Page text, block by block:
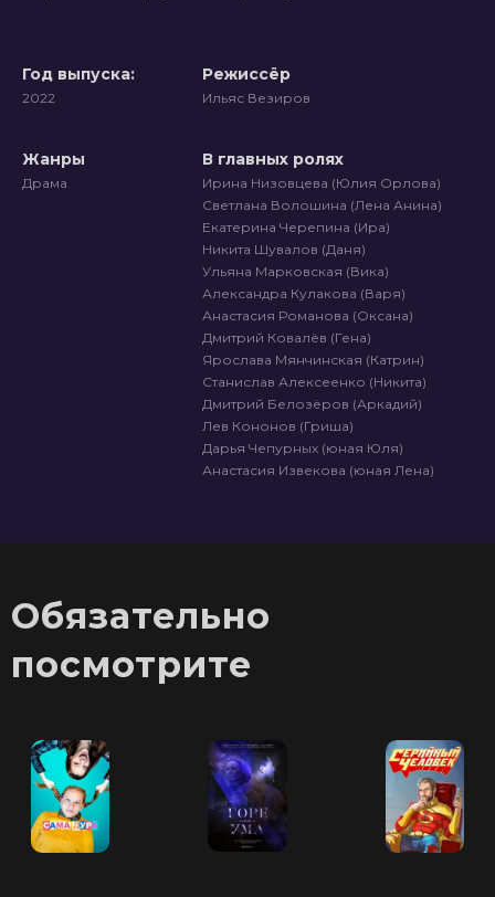
Год выпуска:
2022
Жанры
Драма
Режиссёр
Ильяс Везиров
В главных ролях
Ирина Низовцева (Юлия Орлова)
Светлана Волошина (Лена Анина)
Екатерина Черепина (Ира)
Никита Шувалов (Даня)
Ульяна Марковская (Вика)
Александра Кулакова (Варя)
Анастасия Романова (Оксана)
Дмитрий Ковалёв (Гена)
Ярослава Мянчинская (Катрин)
Станислав Алексеенко (Никита)
Дмитрий Белозёров (Аркадий)
Лев Кононов (Гриша)
Дарья Чепурных (юная Юля)
Анастасия Извекова (юная Лена)
Обязательно
посмотрите